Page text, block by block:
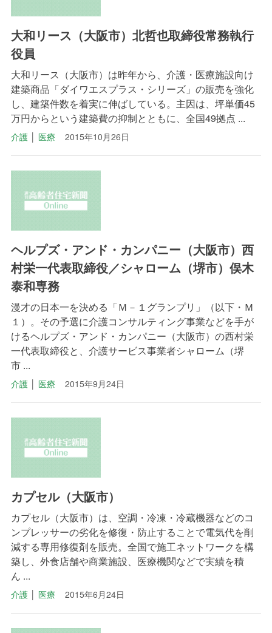
大和リース（大阪市）北哲也取締役常務執行
役員
大和リース（大阪市）は昨年から、介護・医療施設向け
建築商品「ダイワエスプラス・シリーズ」の販売を強化
し、建築件数を着実に伸ばしている。主因は、坪単価45
万円からという建築費の抑制とともに、全国49拠点 ...
介護│ 医療 2015年10月26日
ヘルプズ・アンド・カンパニー（大阪市）西
村栄一代表取締役／シャローム（堺市）俣木
泰和専務
漫才の日本一を決める「Ｍ－１グランプリ」（以下・Ｍ
１）。その予選に介護コンサルティング事業などを手が
けるヘルプズ・アンド・カンパニー（大阪市）の西村栄
一代表取締役と、介護サービス事業者シャローム（堺
市 ...
介護│ 医療 2015年9月24日
カプセル（大阪市）
カプセル（大阪市）は、空調・冷凍・冷蔵機器などのコ
ンプレッサーの劣化を修復・防止することで電気代を削
減する専用修復剤を販売。全国で施工ネットワークを構
築し、外食店舗や商業施設、医療機関などで実績を積
ん ...
介護│ 医療 2015年6月24日